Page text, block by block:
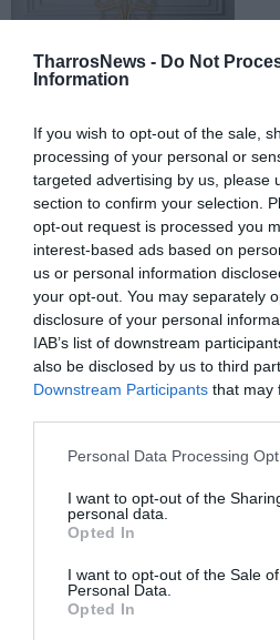
TharrosNews - Do Not
Information
If you wish to opt-out of the sale,
processing of your personal or
targeted advertising by us, please
section to confirm your selection.
opt-out request is processed you
interest-based ads based on
us or personal information
your opt-out. You may separately
disclosure of your personal
IAB’s list of downstream
also be disclosed by us to third
Downstream Participants that may
Personal Data Processing
I want to opt-out of the
personal data.
Opted In
I want to opt-out of the Sale
Personal Data.
Opted In